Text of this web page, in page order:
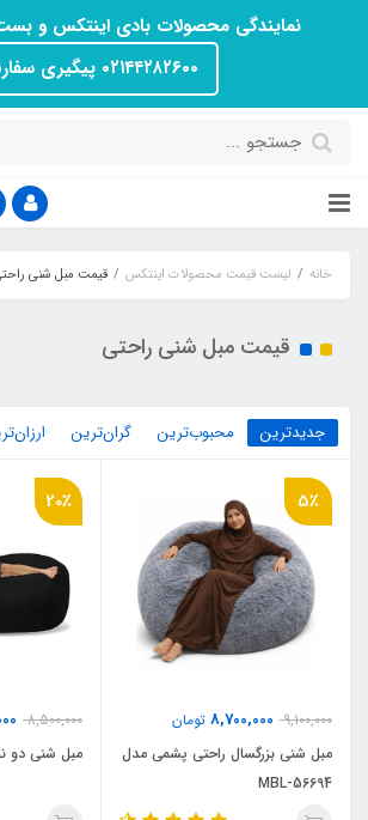
نمایندگی محصولات بادی اینتکس و
۰۲۱۴۴۲۸۲۶۰۰ پیگیری سفارش
خانه لیست قیمت محصولات اینتکس قیمت مبل شنی
قیمت مبل شنی راحتی
جدیدترین محبوب‌ترین گران‌ترین
5٪
9,100,000
8,700,000 تومان
مبل شنی بزرگسال راحتی پشمی مدل
MBL-56694
20٪
8,500,000
مبل شنی دو